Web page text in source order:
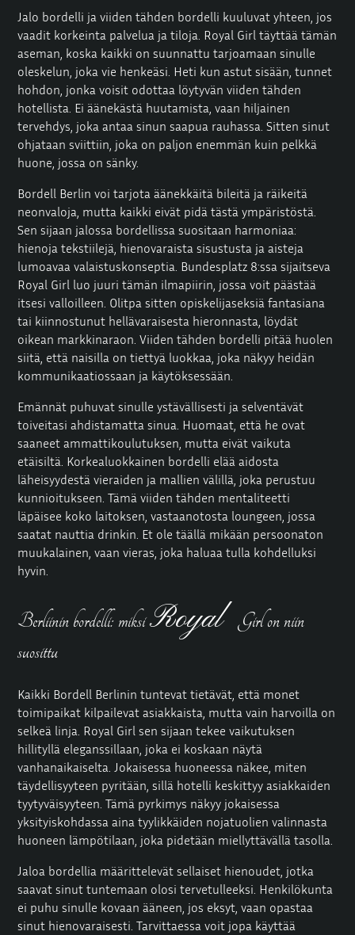
Jalo bordelli javiiden tähden bordelli kuuluvat yhteen, jos
vaadit korkeinta palvelua ja tiloja. Royal Girl täyttää tämän
aseman, koska kaikki on suunnattu tarjoamaan sinulle
oleskelun, joka vie henkeäsi. Heti kun astut sisään, tunnet
hohdon, jonka voisit odottaa löytyvän viiden tähden
hotellista. Ei äänekästä huutamista, vaan hiljainen
tervehdys, joka antaa sinun saapua rauhassa. Sitten sinut
ohjataan sviittiin, joka on paljon enemmän kuin pelkkä
huone, jossa on sänky.
Bordell Berlin voi tarjota äänekkäitä bileitä ja räikeitä
neonvaloja, mutta kaikki eivät pidä tästä ympäristöstä.
Sen sijaan jalossa bordellissa suositaan harmoniaa:
hienoja tekstiilejä, hienovaraista sisustusta ja aisteja
lumoavaa valaistuskonseptia. Bundesplatz 8:ssa sijaitseva
Royal Girl luo juuri tämän ilmapiirin, jossa voit päästää
itsesi valloilleen. Olitpa sitten opiskelijaseksiä fantasiana
tai kiinnostunut hellävaraisesta hieronnasta, löydät
oikean markkinaraon. Viiden tähden bordelli pitää huolen
siitä, että naisilla on tiettyä luokkaa, joka näkyy heidän
kommunikaatiossaan ja käytöksessään.
Emännät puhuvat sinulle ystävällisesti ja selventävät
toiveitasi ahdistamatta sinua. Huomaat, että he ovat
saaneet ammattikoulutuksen, mutta eivät vaikuta
etäisiltä. Korkealuokkainen bordelli elää aidosta
läheisyydestä vieraiden ja mallien välillä, joka perustuu
kunnioitukseen. Tämä viiden tähden mentaliteetti
läpäisee koko laitoksen, vastaanotosta loungeen, jossa
saatat nauttia drinkin. Et ole täällä mikään persoonaton
muukalainen, vaan vieras, joka haluaa tulla kohdelluksi
hyvin.
Berliinin bordelli: miksiRoyal Girl on niin
suosittu
Kaikki Bordell Berlinin tuntevat tietävät, että monet
toimipaikat kilpailevat asiakkaista, mutta vain harvoilla on
selkeä linja. Royal Girl sen sijaan tekee vaikutuksen
hillityllä eleganssillaan, joka ei koskaan näytä
vanhanaikaiselta. Jokaisessa huoneessa näkee, miten
täydellisyyteen pyritään, sillä hotelli keskittyy asiakkaiden
tyytyväisyyteen. Tämä pyrkimys näkyy jokaisessa
yksityiskohdassa aina tyylikkäiden nojatuolien valinnasta
huoneen lämpötilaan, joka pidetään miellyttävällä tasolla.
Jaloa bordellia määrittelevät sellaiset hienoudet, jotka
saavat sinut tuntemaan olosi tervetulleeksi. Henkilökunta
ei puhu sinulle kovaan ääneen, jos eksyt, vaan opastaa
sinut hienovaraisesti. Tarvittaessa voit jopa käyttää